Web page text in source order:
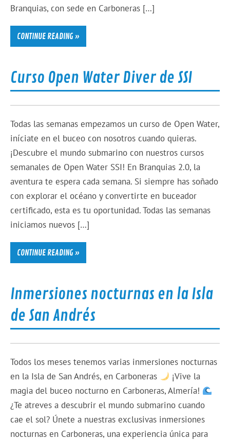
Branquias, con sede en Carboneras […]
CONTINUE READING »
Curso Open Water Diver de SSI
Todas las semanas empezamos un curso de Open Water,
iníciate en el buceo con nosotros cuando quieras.
¡Descubre el mundo submarino con nuestros cursos
semanales de Open Water SSI! En Branquias 2.0, la
aventura te espera cada semana. Si siempre has soñado
con explorar el océano y convertirte en buceador
certificado, esta es tu oportunidad. Todas las semanas
iniciamos nuevos […]
CONTINUE READING »
Inmersiones nocturnas en la Isla
de San Andrés
Todos los meses tenemos varias inmersiones nocturnas
en la Isla de San Andrés, en Carboneras
¡Vive la
magia del buceo nocturno en Carboneras, Almería!
¿Te atreves a descubrir el mundo submarino cuando
cae el sol? Únete a nuestras exclusivas inmersiones
nocturnas en Carboneras, una experiencia única para